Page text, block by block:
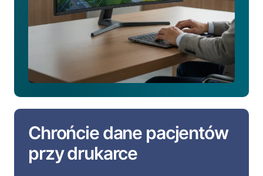
Chrońcie dane pacjentów
przy drukarce